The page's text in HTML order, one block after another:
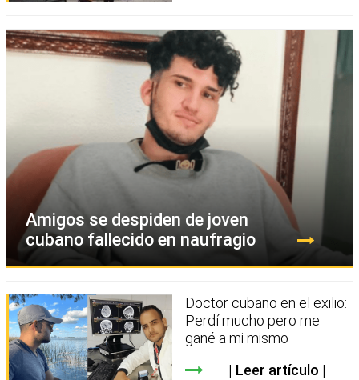
Amigos se despiden de joven
cubano fallecido en naufragio
Doctor cubano en el exilio:
Perdí mucho pero me
gané a mi mismo
Leer artículo